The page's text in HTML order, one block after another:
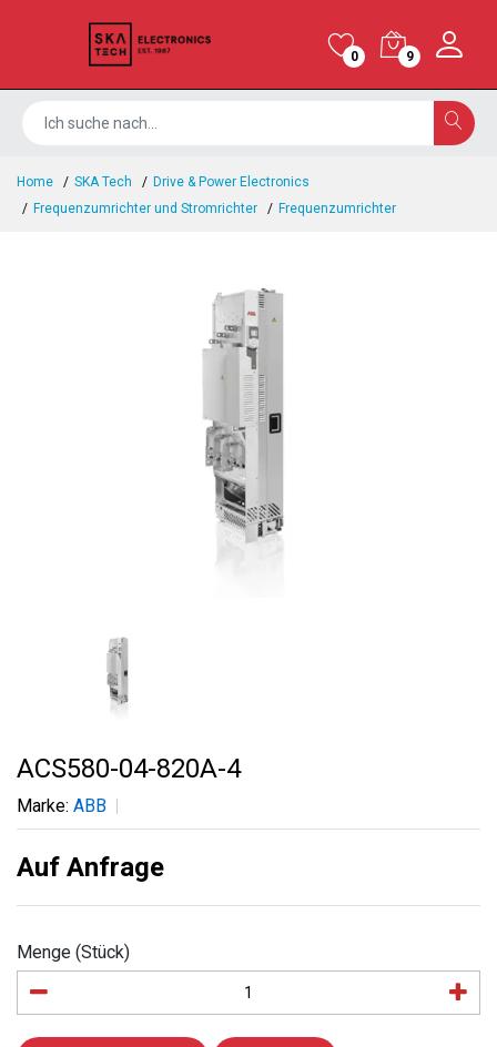
0 9
Home SKA Tech
Drive & Power Electronics
Frequenzumrichter und Stromrichter
Frequenzumrichter
ACS580-04-820A-4
Marke: ABB
Auf Anfrage
Menge (Stück)